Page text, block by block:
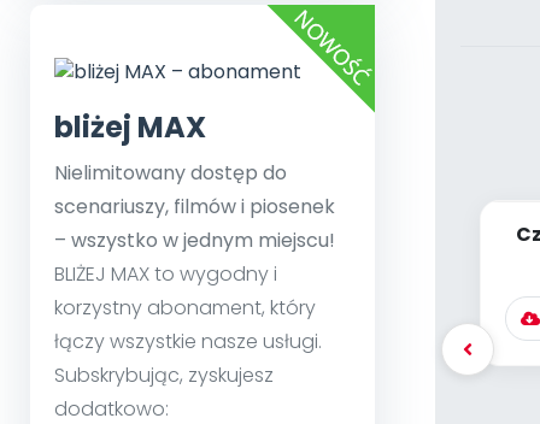
bliżej MAX
Nielimitowany dostęp do
scenariuszy, filmów i piosenek
– wszystko w jednym miejscu!
BLIŻEJ MAX to wygodny i
korzystny abonament, który
łączy wszystkie nasze usługi.
Subskrybując, zyskujesz
dodatkowo: